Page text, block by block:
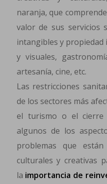
naranja, que
valor de sus servicios
intangibles y propiedad
y visuales,
artesanía, cine, etc.
Las restricciones
de los sectores más
el turismo o el cierre
algunos de los
problemas que
culturales y creativas
la importancia de